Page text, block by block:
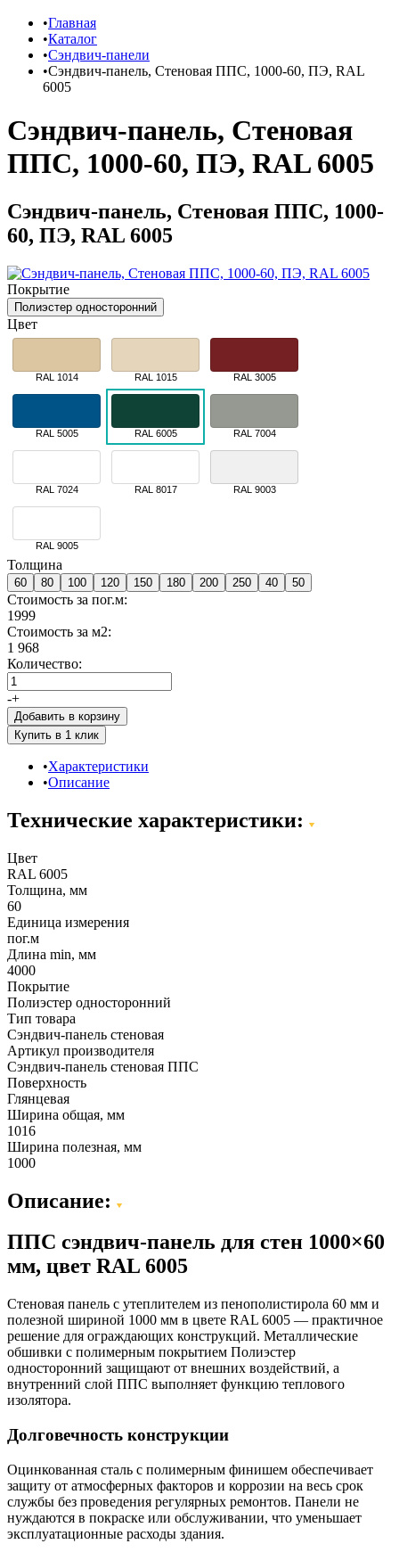
Главная
Каталог
Сэндвич-панели
Сэндвич-панель, Стеновая ППС, 1000-60, ПЭ, RAL
6005
Сэндвич-панель, Стеновая
ППС, 1000-60, ПЭ, RAL 6005
Сэндвич-панель, Стеновая ППС, 1000-
60, ПЭ, RAL 6005
Покрытие
Полиэстер односторонний
Цвет
RAL 1014 RAL 1015 RAL 3005
RAL 5005 RAL 6005 RAL 7004
RAL 7024 RAL 8017 RAL 9003
RAL 9005
Толщина
60 80 100 120 150 180 200 250 40 50
Стоимость за пог.м:
1999
Стоимость за м2:
1 968
Количество:
-+
Добавить в корзину
Характеристики
Описание
Технические характеристики:
Цвет
RAL 6005
Толщина, мм
60
Единица измерения
пог.м
Длина min, мм
4000
Покрытие
Полиэстер односторонний
Тип товара
Сэндвич-панель стеновая
Артикул производителя
Сэндвич-панель стеновая ППС
Поверхность
Глянцевая
Ширина общая, мм
1016
Ширина полезная, мм
1000
Описание:
ППС сэндвич-панель для стен 1000×60
мм, цвет RAL 6005
Стеновая панель с утеплителем из пенополистирола 60 мм и
полезной шириной 1000 мм в цвете RAL 6005 — практичное
решение для ограждающих конструкций. Металлические
обшивки с полимерным покрытием Полиэстер
односторонний защищают от внешних воздействий, а
внутренний слой ППС выполняет функцию теплового
изолятора.
Долговечность конструкции
Оцинкованная сталь с полимерным финишем обеспечивает
защиту от атмосферных факторов и коррозии на весь срок
службы без проведения регулярных ремонтов. Панели не
нуждаются в покраске или обслуживании, что уменьшает
эксплуатационные расходы здания.